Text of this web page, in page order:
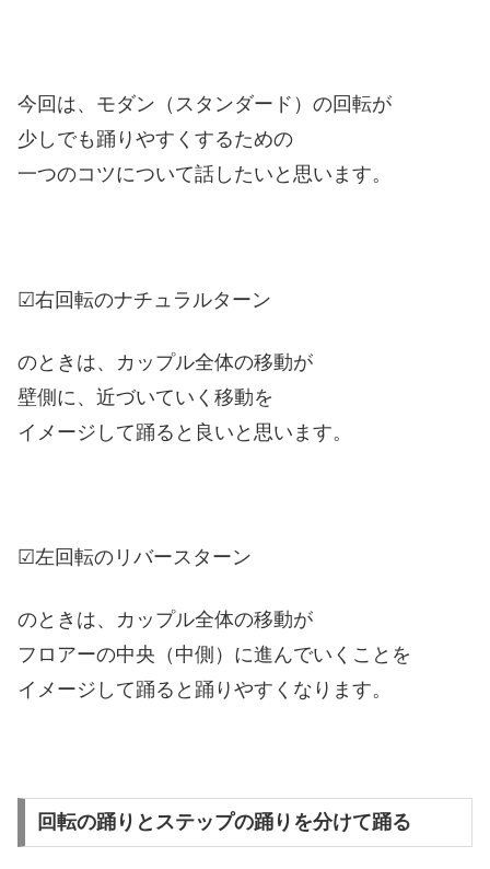
今回は、モダン（スタンダード）の回転が
少しでも踊りやすくするための
一つのコツについて話したいと思います。
☑右回転のナチュラルターン
のときは、カップル全体の移動が
壁側に、近づいていく移動を
イメージして踊ると良いと思います。
☑左回転のリバースターン
のときは、カップル全体の移動が
フロアーの中央（中側）に進んでいくことを
イメージして踊ると踊りやすくなります。
回転の踊りとステップの踊りを分けて踊る